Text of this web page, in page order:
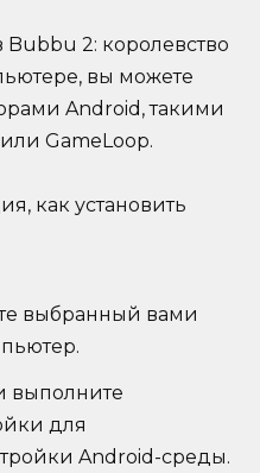
Bubbu 2: королевство
вы можете
Android, такими
GameLoop.
как установить
выбранный вами
выполните
для
Android-среды.